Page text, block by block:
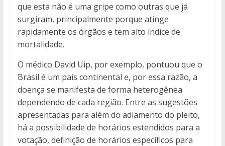
que esta não é uma gripe como outras que já
surgiram, principalmente porque atinge
rapidamente os órgãos e tem alto índice de
mortalidade.
O médico David Uip, por exemplo, pontuou que o
Brasil é um país continental e, por essa razão, a
doença se manifesta de forma heterogênea
dependendo de cada região. Entre as sugestões
apresentadas para além do adiamento do pleito,
há a possibilidade de horários estendidos para a
votação, definição de horários específicos para